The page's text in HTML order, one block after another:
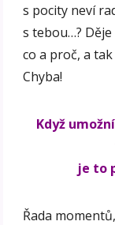
s pocity neví
s tebou…?
co a proč, a
Chyba!
Když
je to
Řada